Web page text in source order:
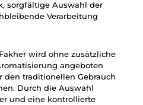
sorgfältige Auswahl der
Verarbeitung
wird ohne zusätzliche
angeboten
traditionellen Gebrauch
Durch die Auswahl
und eine kontrollierte